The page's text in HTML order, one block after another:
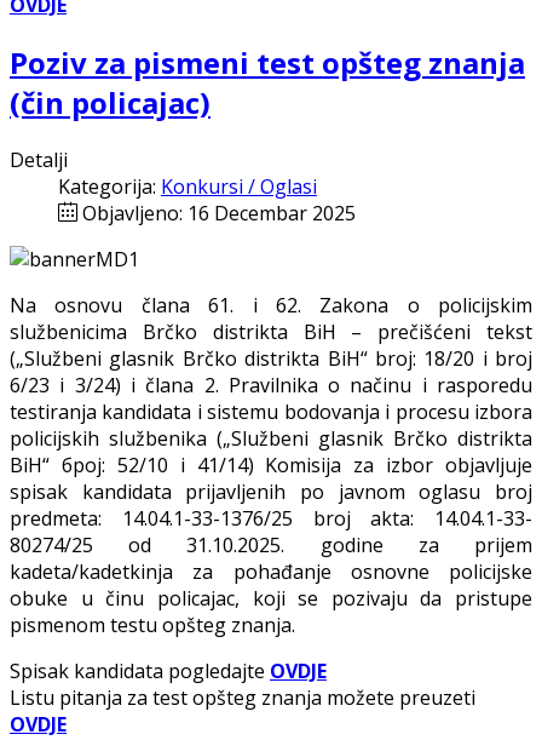
OVDJE
Poziv za pismeni test opšteg znanja
(čin policajac)
Detalji
Kategorija: Konkursi / Oglasi
Objavljeno: 16 Decembar 2025
Na osnovu člana 61. i 62. Zakona o policijskim
službenicima Brčko distrikta BiH – prečišćeni tekst
(„Službeni glasnik Brčko distrikta BiH“ broj: 18/20 i broj
6/23 i 3/24) i člana 2. Pravilnika o načinu i rasporedu
testiranja kandidata i sistemu bodovanja i procesu izbora
policijskih službenika („Službeni glasnik Brčko distrikta
BiH“ број: 52/10 i 41/14) Komisija za izbor objavljuje
spisak kandidata prijavljenih po javnom oglasu broj
predmeta: 14.04.1-33-1376/25 broj akta: 14.04.1-33-
80274/25 od 31.10.2025. godine za prijem
kadeta/kadetkinja za pohađanje osnovne policijske
obuke u činu policajac, koji se pozivaju da pristupe
pismenom testu opšteg znanja.
Spisak kandidata pogledajte OVDJE
Listu pitanja za test opšteg znanja možete preuzeti
OVDJE